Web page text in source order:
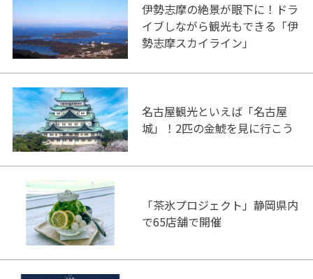
伊勢志摩の絶景が眼下に！ドラ
イブしながら観光もできる「伊
勢志摩スカイライン」
名古屋観光といえば「名古屋
城」！2匹の金鯱を見に行こう
「茶氷プロジェクト」静岡県内
で65店舗で開催